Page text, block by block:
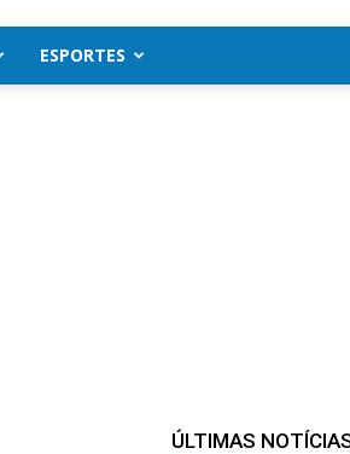
ESPORTES
ÚLTIMAS